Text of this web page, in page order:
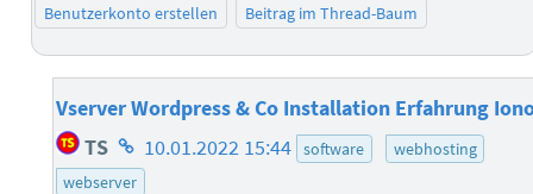
Benutzerkonto erstellen
Beitrag im Thread-Baum
Vserver Wordpress & Co Installation Erfahrung
TS Homepage
des
10.01.2022 15:44 software
webhosting
webserver